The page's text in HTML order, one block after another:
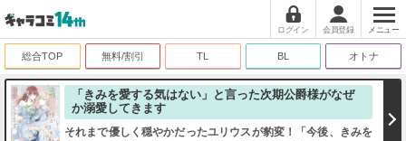
ログイン 会員登録 メニュー
総合TOP 無料/割引 TL BL オトナ
「きみを愛する気はない」と言った次期公爵様がなぜ
か溺愛してきます
それまで優しく穏やかだったユリウスが豹変！「今後、きみを